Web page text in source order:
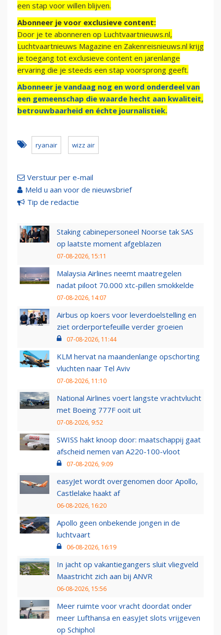
een stap voor willen blijven.
Abonneer je voor exclusieve content:
Door je te abonneren op Luchtvaartnieuws.nl,
Luchtvaartnieuws Magazine en Zakenreisnieuws.nl krijg
je toegang tot exclusieve content en jarenlange
ervaring die je steeds een stap voorsprong geeft.
Abonneer je vandaag nog en word onderdeel van
een gemeenschap die waarde hecht aan kwaliteit,
betrouwbaarheid en échte journalistiek.
ryanair wizz air
Verstuur per e-mail
Meld u aan voor de nieuwsbrief
Tip de redactie
Staking cabinepersoneel Noorse tak SAS
op laatste moment afgeblazen
07-08-2026, 15:11
Malaysia Airlines neemt maatregelen
nadat piloot 70.000 xtc-pillen smokkelde
07-08-2026, 14:07
Airbus op koers voor leverdoelstelling en
ziet orderportefeuille verder groeien
07-08-2026, 11:44
KLM hervat na maandenlange opschorting
vluchten naar Tel Aviv
07-08-2026, 11:10
National Airlines voert langste vrachtvlucht
met Boeing 777F ooit uit
07-08-2026, 9:52
SWISS hakt knoop door: maatschappij gaat
afscheid nemen van A220-100-vloot
07-08-2026, 9:09
easyJet wordt overgenomen door Apollo,
Castlelake haakt af
06-08-2026, 16:20
Apollo geen onbekende jongen in de
luchtvaart
06-08-2026, 16:19
In jacht op vakantiegangers sluit vliegveld
Maastricht zich aan bij ANVR
06-08-2026, 15:56
Meer ruimte voor vracht doordat onder
meer Lufthansa en easyJet slots vrijgeven
op Schiphol